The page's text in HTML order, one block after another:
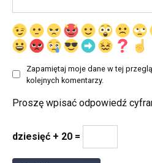
Zapamiętaj moje dane w tej
kolejnych komentarzy.
Proszę wpisać odpowiedź
dziesięć + 20 =